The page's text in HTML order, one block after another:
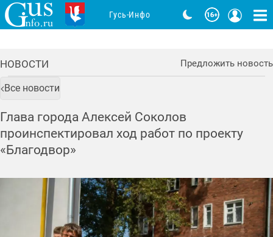
НОВОСТИ Предложить новость
Все новости
Глава города Алексей Соколов
проинспектировал ход работ по проекту
«Благодвор»
Гусь-Инфо